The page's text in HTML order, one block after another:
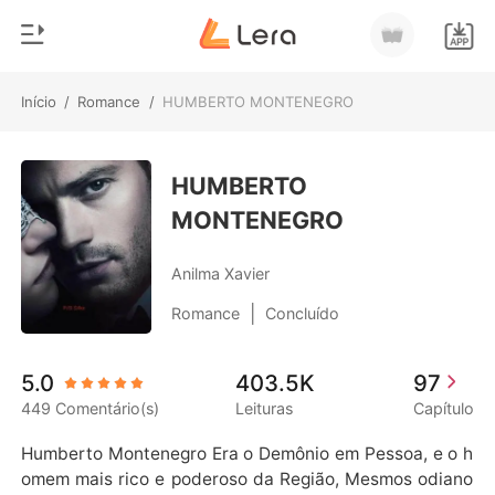
Início / Romance / HUMBERTO MONTENEGRO
Loja
Histórico
Sair
Baixar App
Gênero
Moderno
Lobisomem
Contos
Bilionários
HUMBERTO
MONTENEGRO
Anilma Xavier
Romance Concluído
5.0
449 Comentário(s)
403.5K
Leituras
97
Capítulo
Humberto Montenegro Era o Demônio em Pessoa, e o h
omem mais rico e poderoso da Região, Mesmos odiano